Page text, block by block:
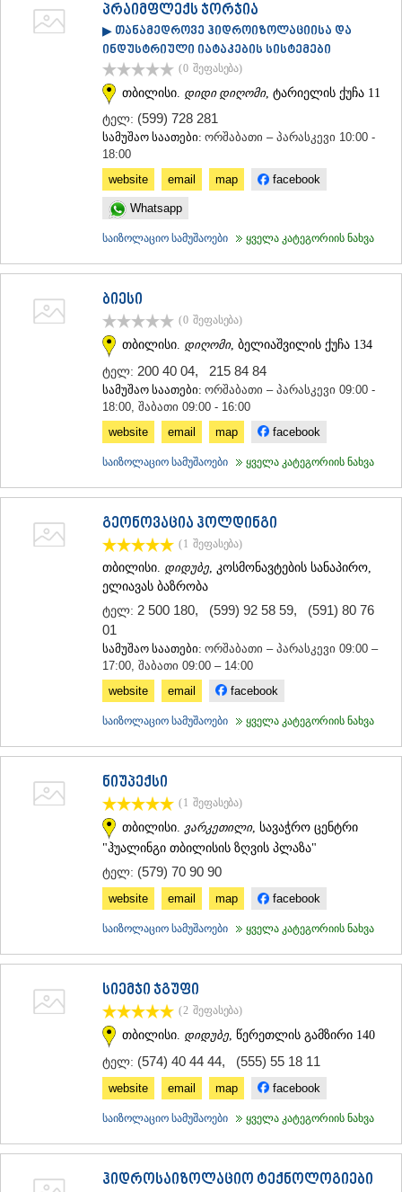
ᲡᲢᲔᲤᲐᲜᲬᲛᲘᲜᲓᲐ (ᲧᲐᲖᲑᲔᲒᲘ)
ᲒᲣᲓᲐᲣᲠᲘ
ᲠᲐᲭᲐ-ᲚᲔᲩᲮᲣᲛᲘ/ᲥᲕᲔᲛᲝ ᲡᲕᲐᲜᲔᲗᲘ
ᲐᲛᲑᲠᲝᲚᲐᲣᲠᲘ
ᲤᲝᲗᲘ
ᲬᲐᲚᲔᲜᲯᲘᲮᲐ
ᲮᲝᲑᲘ
ᲡᲐᲛᲪᲮᲔ–ᲯᲐᲕᲐᲮᲔᲗᲘ
ᲑᲐᲙᲣᲠᲘᲐᲜᲘ
ᲕᲐᲚᲔ
ᲥᲕᲔᲛᲝ ᲥᲐᲠᲗᲚᲘ
ᲗᲔᲗᲠᲘᲬᲧᲐᲠᲝ
ᲮᲐᲨᲣᲠᲘ
ᲡᲐᲥᲐᲠᲗᲕᲔᲚᲝ
პრაიმფლექს ჯორჯია
▶ თანამედროვე ჰიდროიზოლაციისა და
ინდუსტრიული იატაკების სისტემები
(0 შეფასება)
თბილისი. დიდი დიღომი, ტარიელის ქუჩა 11
ტელ: (599) 728 281
სამუშაო საათები: ორშაბათი – პარასკევი 10:00 -
18:00
website
email map facebook
Whatsapp
საიზოლაციო სამუშაოები ყველა კატეგორიის ნახვა
ბიესი
(0 შეფასება)
თბილისი. დიღომი, ბელიაშვილის ქუჩა 134
ტელ: 200 40 04, 215 84 84
სამუშაო საათები: ორშაბათი – პარასკევი 09:00 -
18:00, შაბათი 09:00 - 16:00
website
email map facebook
საიზოლაციო სამუშაოები ყველა კატეგორიის ნახვა
გეონოვაცია ჰოლდინგი
(1 შეფასება)
თბილისი. დიდუბე , კოსმონავტების სანაპირო,
ელიავას ბაზრობა
ტელ: 2 500 180, (599) 92 58 59, (591) 80 76
01
სამუშაო საათები: ორშაბათი – პარასკევი 09:00 –
17:00, შაბათი 09:00 – 14:00
website
email facebook
საიზოლაციო სამუშაოები ყველა კატეგორიის ნახვა
ნიუპექსი
(1 შეფასება)
თბილისი. ვარკეთილი, სავაჭრო ცენტრი
"ჰუალინგი თბილისის ზღვის პლაზა"
ტელ: (579) 70 90 90
website email map facebook
საიზოლაციო სამუშაოები ყველა კატეგორიის ნახვა
სიემჯი ჯგუფი
(2 შეფასება)
თბილისი. დიდუბე , წერეთლის გამზირი 140
ტელ: (574) 40 44 44, (555) 55 18 11
website email map facebook
საიზოლაციო სამუშაოები ყველა კატეგორიის ნახვა
ჰიდროსაიზოლაციო ტექნოლოგიები